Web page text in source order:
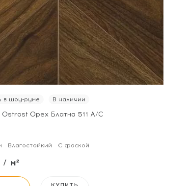
в шоу-руме В наличии
Ostrost Орех Блатна 511 А/С
Влагостойкий С фаской
м²